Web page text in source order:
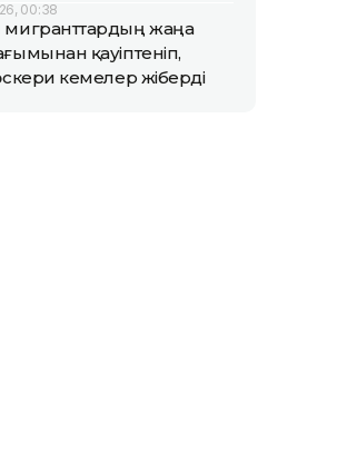
00:38
жаңа
қауіптеніп,
кемелер жіберді